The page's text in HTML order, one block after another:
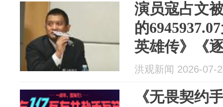
演员寇占文
的
英雄传》《
洪观新闻 2026-07-
《无畏契约